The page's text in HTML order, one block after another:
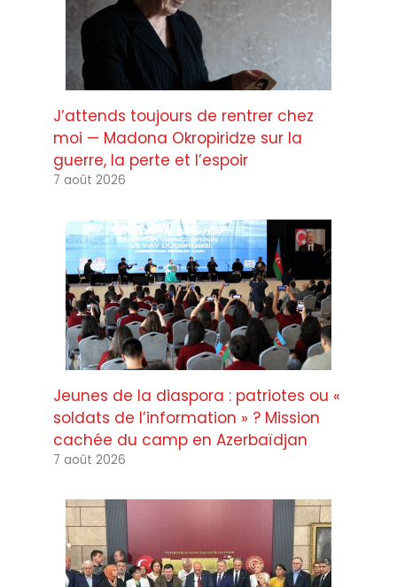
J’attends toujours de rentrer chez
moi — Madona Okropiridze sur la
guerre, la perte et l’espoir
7 août 2026
Jeunes de la diaspora : patriotes ou «
soldats de l’information » ? Mission
cachée du camp en Azerbaïdjan
7 août 2026